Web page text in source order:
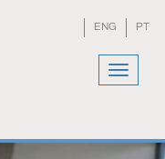
ENG PT
Toggle